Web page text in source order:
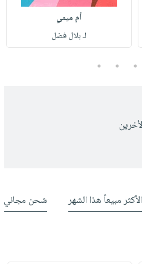
أم ميمي
لـ بلال فضل
3
4
5
الأكثر مبيعاً هذا الشهر شحن مجاني